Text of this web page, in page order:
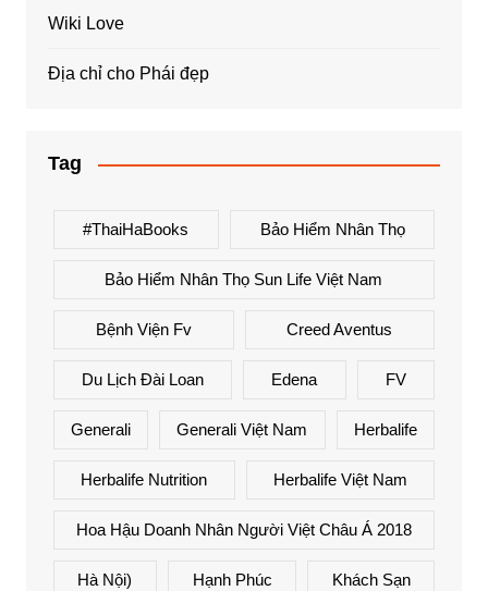
Wiki Love
Địa chỉ cho Phái đẹp
Tag
#ThaiHaBooks Bảo Hiểm Nhân Thọ
Bảo Hiểm Nhân Thọ Sun Life Việt Nam
Bệnh Viện Fv Creed Aventus
Du Lịch Đài Loan Edena FV
Generali Generali Việt Nam Herbalife
Herbalife Nutrition Herbalife Việt Nam
Hoa Hậu Doanh Nhân Người Việt Châu Á 2018
Hà Nội) Hạnh Phúc Khách Sạn